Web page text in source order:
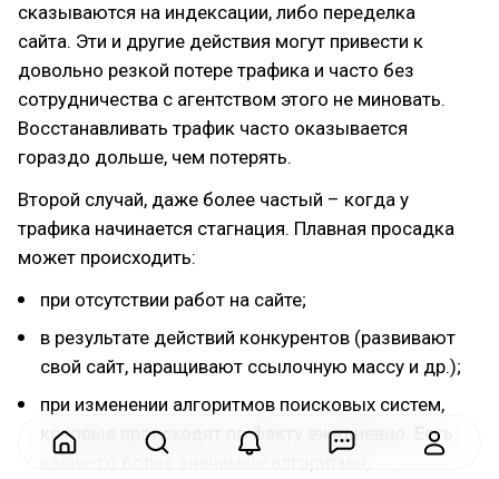
сказываются на индексации, либо переделка
сайта. Эти и другие действия могут привести к
довольно резкой потере трафика и часто без
сотрудничества с агентством этого не миновать.
Восстанавливать трафик часто оказывается
гораздо дольше, чем потерять.
Второй случай, даже более частый – когда у
трафика начинается стагнация. Плавная просадка
может происходить:
при отсутствии работ на сайте;
в результате действий конкурентов (развивают
свой сайт, наращивают ссылочную массу и др.);
при изменении алгоритмов поисковых систем,
которые происходят по факту ежедневно. Есть
какие-то более значимые алгоритмы,